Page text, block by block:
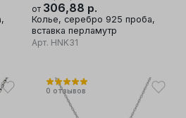
от 306,88 р.
Колье, серебро 925 проба,
вставка перламутр
Арт. HNK31
0 отзывов